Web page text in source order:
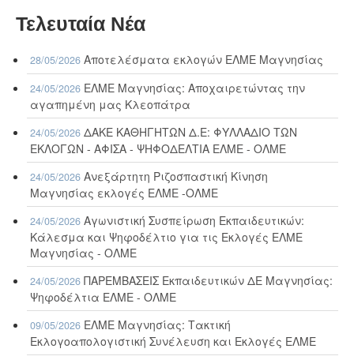
Τελευταία Νέα
28/05/2026 Αποτελέσματα εκλογών ΕΛΜΕ Μαγνησίας
24/05/2026 ΕΛΜΕ Μαγνησίας: Αποχαιρετώντας την
αγαπημένη μας Κλεοπάτρα
24/05/2026 ΔΑΚΕ ΚΑΘΗΓΗΤΩΝ Δ.Ε: ΦΥΛΛΑΔΙΟ ΤΩΝ
ΕΚΛΟΓΩΝ - ΑΦΙΣΑ - ΨΗΦΟΔΕΛΤΙΑ ΕΛΜΕ - ΟΛΜΕ
24/05/2026 Ανεξάρτητη Ριζοσπαστική Κίνηση
Μαγνησίας εκλογές ΕΛΜΕ -ΟΛΜΕ
24/05/2026 Αγωνιστική Συσπείρωση Εκπαιδευτικών:
Κάλεσμα και Ψηφοδέλτιο για τις Εκλογές ΕΛΜΕ
Μαγνησίας - ΟΛΜΕ
24/05/2026 ΠΑΡΕΜΒΑΣΕΙΣ Εκπαιδευτικών ΔΕ Μαγνησίας:
Ψηφοδέλτια ΕΛΜΕ - ΟΛΜΕ
09/05/2026 ΕΛΜΕ Μαγνησίας: Τακτική
Εκλογοαπολογιστική Συνέλευση και Εκλογές ΕΛΜΕ